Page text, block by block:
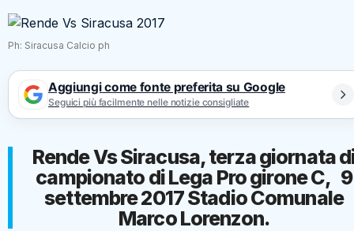
Ph: Siracusa Calcio ph
Aggiungi come fonte preferita su Google
Seguici più facilmente nelle notizie consigliate
Rende Vs Siracusa, terza giornata
campionato di Lega Pro girone C, 9
settembre 2017 Stadio Comunale
Marco Lorenzon.